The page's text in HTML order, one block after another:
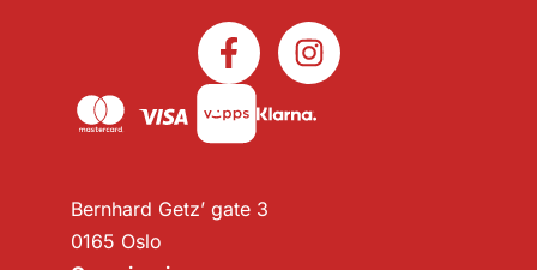
Bernhard Getz’ gate 3
0165 Oslo